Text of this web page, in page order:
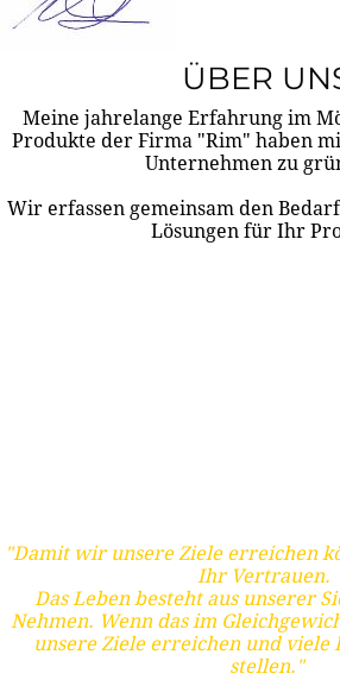
ÜBER
Meine jahrelange Erfahrung im
Produkte der Firma "Rim" haben
Unternehmen zu
Wir erfassen gemeinsam den
Lösungen für Ihr
"Damit wir unsere Ziele erreichen
Ihr Vertrauen.
Das Leben besteht aus unserer
Nehmen. Wenn das im
unsere Ziele erreichen und viele
stellen."